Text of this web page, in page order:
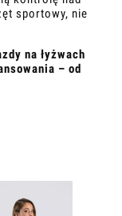
sportowy, nie
na łyżwach
– od